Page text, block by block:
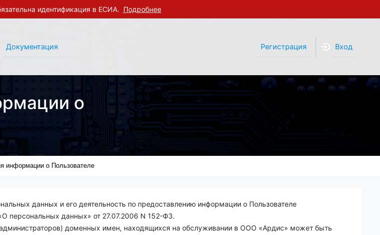
идентификация в ЕСИА. Подробнее
Документация Регистрация Вход
о
информации о Пользователе
данных и его деятельность по предоставлению информации о Пользователе
персональных данных» от 27.07.2006 N 152-ФЗ.
доменных имен, находящихся на обслуживании в ООО «Ардис» может быть